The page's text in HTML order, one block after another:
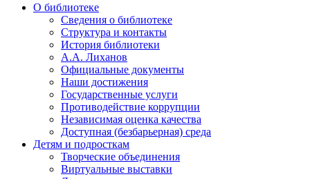
О библиотеке
Сведения о библиотеке
Структура и контакты
История библиотеки
А.А. Лиханов
Официальные документы
Наши достижения
Государственные услуги
Противодействие коррупции
Независимая оценка качества
Доступная (безбарьерная) среда
Детям и подросткам
Творческие объединения
Виртуальные выставки